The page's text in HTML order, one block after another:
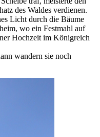
des Waldes verdienen.
Licht durch die Bäume
wo ein Festmahl auf
Hochzeit im Königreich
wandern sie noch